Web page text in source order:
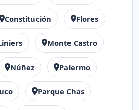
Constitución Flores
Monte Castro
Núñez Palermo
Parque Chas